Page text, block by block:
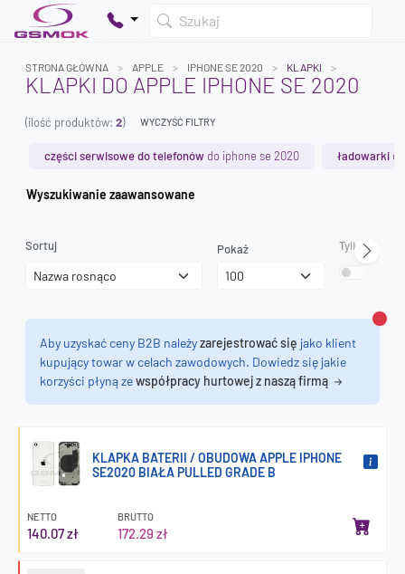
Szukaj
Twój koszyk jest pusty
STRONA GŁÓWNA APPLE IPHONE SE 2020 KLAPKI
KLAPKI DO APPLE IPHONE SE 2020
(ilość produktów: 2) WYCZYŚĆ FILTRY
części serwisowe do telefonów do iphone se 2020 ładowarki
Wyszukiwanie zaawansowane
Sortuj Pokaż Tylko
Aby uzyskać ceny B2B należyzarejestrować się jako klient
kupujący towar w celach zawodowych. Dowiedz się jakie
korzyści płyną zewspółpracy hurtowej z naszą firmą
KLAPKA BATERII / OBUDOWA APPLE IPHONE
SE2020 BIAŁA PULLED GRADE B
NETTO
140.07 zł
BRUTTO
172.29 zł